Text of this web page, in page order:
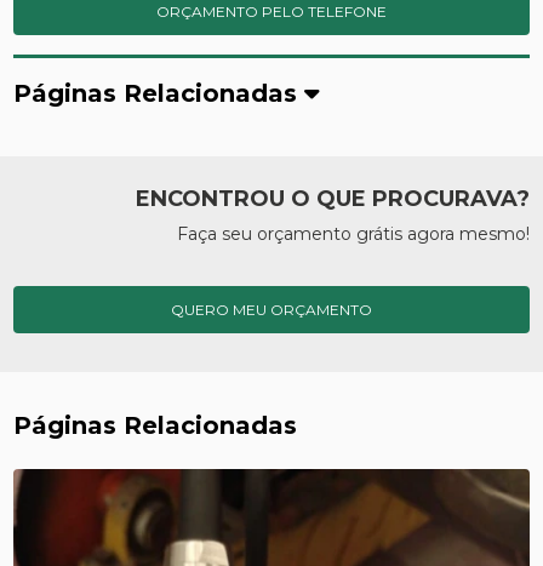
ORÇAMENTO PELO TELEFONE
Páginas Relacionadas
ENCONTROU O QUE PROCURAVA?
Faça seu orçamento grátis agora mesmo!
QUERO MEU ORÇAMENTO
Páginas Relacionadas